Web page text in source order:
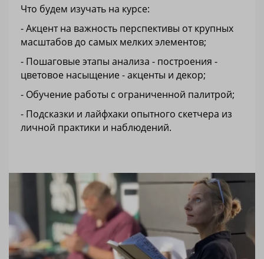
Что будем изучать на курсе:
- Акцент на важность перспективы от крупных
масштабов до самых мелких элементов;
- Пошаговые этапы анализа - построения -
цветовое насыщение - акценты и декор;
- Обучение работы с ограниченной палитрой;
- Подсказки и лайфхаки опытного скетчера из
личной практики и наблюдений.